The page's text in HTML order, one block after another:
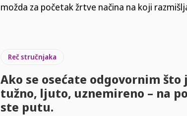
možda za početak žrtve načina na koji
Reč stručnjaka
Ako se osećate odgovornim što
tužno, ljuto, uznemireno – na
ste putu.